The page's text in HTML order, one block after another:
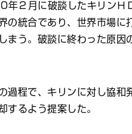
２月に破談したキリンＨ
の統合であり、世界市場に
まう。破談に終わった原因
程で、キリンに対し協和
するよう提案した。